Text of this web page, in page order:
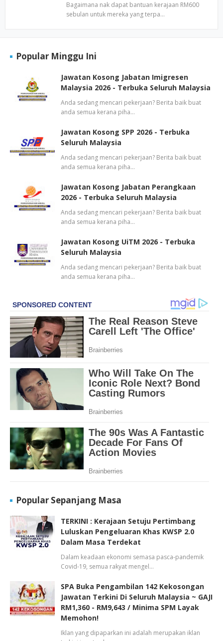
Bagaimana nak dapat bantuan kerajaan RM600
sebulan untuk mereka yang terpa…
Popular Minggu Ini
Jawatan Kosong Jabatan Imigresen
Malaysia 2026 - Terbuka Seluruh Malaysia
Anda sedang mencari pekerjaan? Berita baik buat
anda semua kerana piha…
Jawatan Kosong SPP 2026 - Terbuka
Seluruh Malaysia
Anda sedang mencari pekerjaan? Berita baik buat
anda semua kerana piha…
Jawatan Kosong Jabatan Perangkaan
2026 - Terbuka Seluruh Malaysia
Anda sedang mencari pekerjaan? Berita baik buat
anda semua kerana piha…
Jawatan Kosong UiTM 2026 - Terbuka
Seluruh Malaysia
Anda sedang mencari pekerjaan? Berita baik buat
anda semua kerana piha…
Popular Sepanjang Masa
TERKINI : Kerajaan Setuju Pertimbang
Luluskan Pengeluaran Khas KWSP 2.0
Dalam Masa Terdekat
Dalam keadaan ekonomi semasa pasca-pandemik
Covid-19, semua rakyat mengel…
SPA Buka Pengambilan 142 Kekosongan
Jawatan Terkini Di Seluruh Malaysia ~ GAJI
RM1,360 - RM9,643 / Minima SPM Layak
Memohon!
Iklan yang dipaparkan ini adalah merupakan iklan